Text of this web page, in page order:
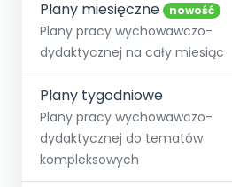
Społeczność
+48 12 631 04 10
O miesięczniku
Strona główna
O Akademii
Poznaj pakiet MAX
Testuj przez 7 dni
Wszystkie projekty
Skontaktuj się
Dodaj wpis
Plany miesięczne nowość
Plany pracy wychowawczo-
dydaktycznej na cały miesiąc
Plany tygodniowe
Plany pracy wychowawczo-
dydaktycznej do tematów
kompleksowych